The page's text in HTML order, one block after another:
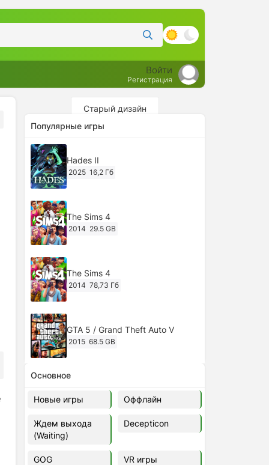
Войти
Регистрация
Старый дизайн
Популярные игры
Hades II
2025 16,2 Гб
The Sims 4
2014 29.5 GB
The Sims 4
2014 78,73 Гб
GTA 5 / Grand Theft Auto V
2015 68.5 GB
Ghost of Tsushima: Director's Cut
v.1053.8.1023.1614 [RePack
Decepticon] (2024)
2024
Cyberpunk 2077
49.4 GB
Основное
Новые игры Оффлайн
Ждем выхода
(Waiting)
Decepticon
GOG VR игры